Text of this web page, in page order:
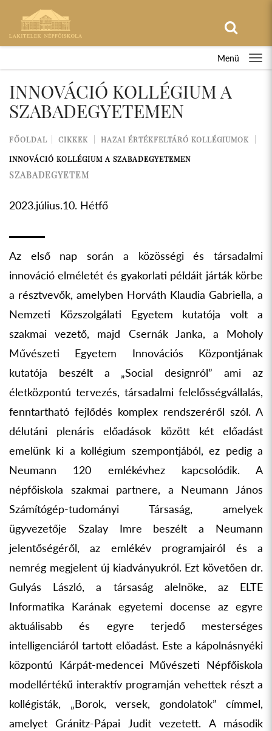
Menü
INNOVÁCIÓ KOLLÉGIUM A
SZABADEGYETEMEN
FŐOLDAL CIKKEK
HAZAI ÉRTÉKFELTÁRÓ KOLLÉGIUMOK
INNOVÁCIÓ KOLLÉGIUM A SZABADEGYETEMEN
SZABADEGYETEM
2023.július.10. Hétfő
Az első nap során a közösségi és társadalmi
innováció elméletét és gyakorlati példáit járták körbe
a résztvevők, amelyben Horváth Klaudia Gabriella, a
Nemzeti Közszolgálati Egyetem kutatója volt a
szakmai vezető, majd Csernák Janka, a Moholy
Művészeti Egyetem Innovációs Központjának
kutatója beszélt a „Social designról” ami az
életközpontú tervezés, társadalmi felelősségvállalás,
fenntartható fejlődés komplex rendszeréről szól. A
délutáni plenáris előadások között két előadást
emelünk ki a kollégium szempontjából, ez pedig a
Neumann 120 emlékévhez kapcsolódik. A
népfőiskola szakmai partnere, a Neumann János
Számítógép-tudományi Társaság, amelyek
ügyvezetője Szalay Imre beszélt a Neumann
jelentőségéről, az emlékév programjairól és a
nemrég megjelent új kiadványukról. Ezt követően dr.
Gulyás László, a társaság alelnöke, az ELTE
Informatika Karának egyetemi docense az egyre
aktuálisabb és egyre terjedő mesterséges
intelligenciáról tartott előadást. Este a kápolnásnyéki
központú Kárpát-medencei Művészeti Népfőiskola
modellértékű interaktív programján vehettek részt a
kollégisták, „Borok, versek, gondolatok” címmel,
amelyet Gránitz-Pápai Judit vezetett. A második